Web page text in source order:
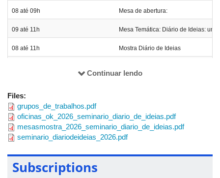
08 até 09h Mesa de abertura:
09 até 11h Mesa Temática: Diário de Ideias:
08 até 11h Mostra Diário de Ideias
Oficinas: coordenação geral Vaneide
Oficina 2: Diário de Ideias e
Oficina 3: Diário de Ideias: roda
Dia: 10/06/2026
Continuar lendo
Files:
grupos_de_trabalhos.pdf
oficinas_ok_2026_seminario_diario_de_ideias.pdf
mesasmostra_2026_seminario_diario_de_ideias.pdf
seminario_diariodeideias_2026.pdf
Subscriptions